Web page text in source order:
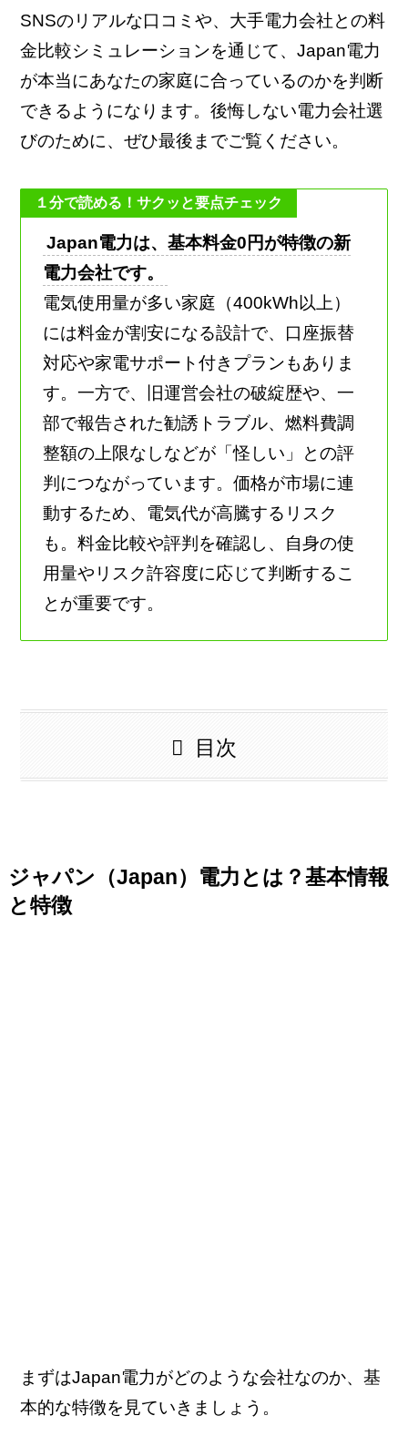
SNSのリアルな口コミや、大手電力会社との料
金比較シミュレーションを通じて、Japan電力
が本当にあなたの家庭に合っているのかを判断
できるようになります。後悔しない電力会社選
びのために、ぜひ最後までご覧ください。
１分で読める！サクッと要点チェック
Japan電力は、基本料金0円が特徴の新
電力会社です。
電気使用量が多い家庭（400kWh以上）
には料金が割安になる設計で、口座振替
対応や家電サポート付きプランもありま
す。一方で、旧運営会社の破綻歴や、一
部で報告された勧誘トラブル、燃料費調
整額の上限なしなどが「怪しい」との評
判につながっています。価格が市場に連
動するため、電気代が高騰するリスク
も。料金比較や評判を確認し、自身の使
用量やリスク許容度に応じて判断するこ
とが重要です。
目次
ジャパン（Japan）電力とは？基本情報
と特徴
まずはJapan電力がどのような会社なのか、基
本的な特徴を見ていきましょう。